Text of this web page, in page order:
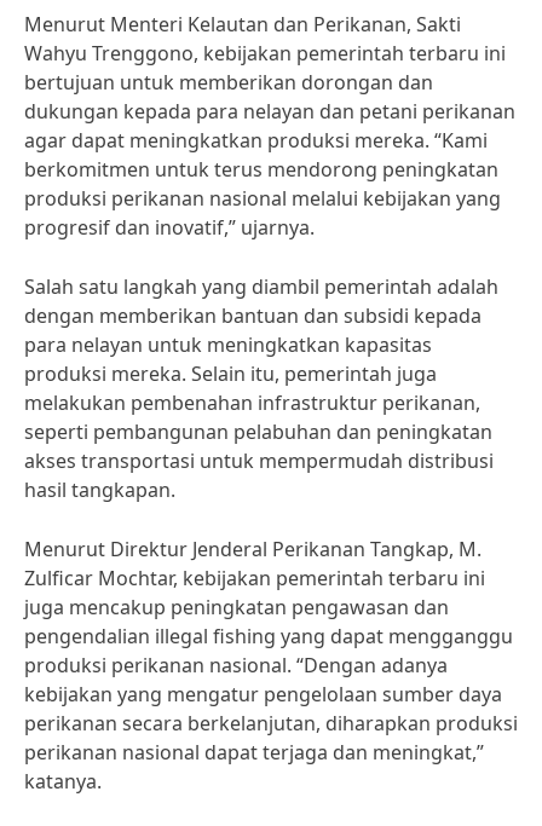
Menurut Menteri Kelautan dan Perikanan, Sakti
Wahyu Trenggono, kebijakan pemerintah terbaru ini
bertujuan untuk memberikan dorongan dan
dukungan kepada para nelayan dan petani perikanan
agar dapat meningkatkan produksi mereka. “Kami
berkomitmen untuk terus mendorong peningkatan
produksi perikanan nasional melalui kebijakan yang
progresif dan inovatif,” ujarnya.
Salah satu langkah yang diambil pemerintah adalah
dengan memberikan bantuan dan subsidi kepada
para nelayan untuk meningkatkan kapasitas
produksi mereka. Selain itu, pemerintah juga
melakukan pembenahan infrastruktur perikanan,
seperti pembangunan pelabuhan dan peningkatan
akses transportasi untuk mempermudah distribusi
hasil tangkapan.
Menurut Direktur Jenderal Perikanan Tangkap, M.
Zulficar Mochtar, kebijakan pemerintah terbaru ini
juga mencakup peningkatan pengawasan dan
pengendalian illegal fishing yang dapat mengganggu
produksi perikanan nasional. “Dengan adanya
kebijakan yang mengatur pengelolaan sumber daya
perikanan secara berkelanjutan, diharapkan produksi
perikanan nasional dapat terjaga dan meningkat,”
katanya.